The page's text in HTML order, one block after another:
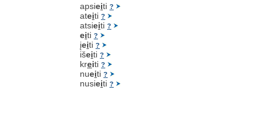
apsieiti ?
ateiti ?
atsieiti ?
eiti ?
įeiti ?
išeiti ?
kreiti ?
nueiti ?
nusieiti ?